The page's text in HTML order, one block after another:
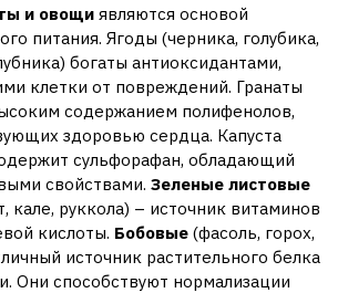
и овощиявляются основой
питания. Ягоды (черника, голубика,
богаты антиоксидантами,
клетки от повреждений. Гранаты
содержанием полифенолов,
здоровью сердца. Капуста
сульфорафан, обладающий
свойствами. Зеленые листовые
кале, руккола) – источник витаминов
кислоты. Бобовые(фасоль, горох,
источник растительного белка
Они способствуют нормализации